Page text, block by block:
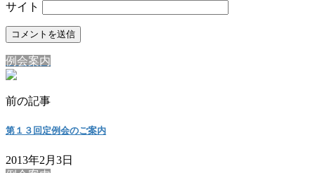
サイト
例会案内
前の記事
第１３回定例会のご案内
2013年2月3日